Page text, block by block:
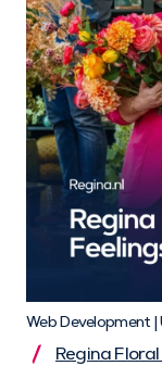
Web Development |
Regina